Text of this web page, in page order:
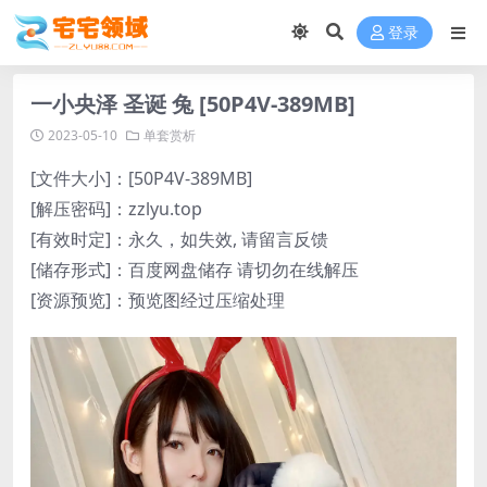
登录
一小央泽 圣诞 兔 [50P4V-389MB]
2023-05-10 单套赏析
[文件大小]：[50P4V-389MB]
[解压密码]：zzlyu.top
[有效时定]：永久，如失效, 请留言反馈
[储存形式]：百度网盘储存 请切勿在线解压
[资源预览]：预览图经过压缩处理